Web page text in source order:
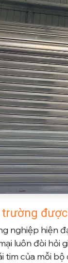
nghiệp hiện
luôn đòi hỏi
tim của mỗi